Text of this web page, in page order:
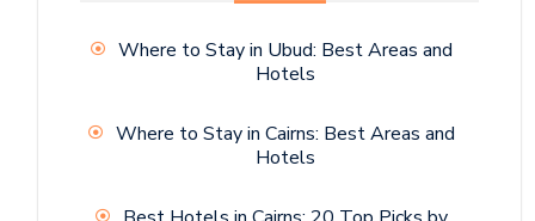
Where to Stay in Ubud: Best Areas and
Hotels
Where to Stay in Cairns: Best Areas and
Hotels